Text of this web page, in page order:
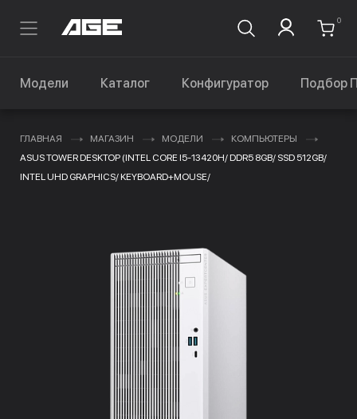
0
Модели Каталог Конфигуратор Подбор
ГЛАВНАЯ МАГАЗИН МОДЕЛИ
КОМПЬЮТЕРЫ
ASUS TOWER DESKTOP (INTEL CORE I5-13420H/ DDR5 8GB/ SSD 512GB/
INTEL UHD GRAPHICS/ KEYBOARD+MOUSE/